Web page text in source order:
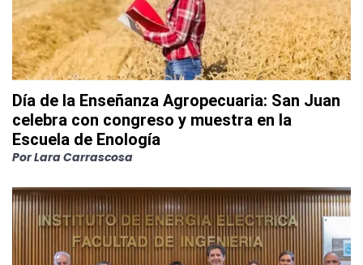
Día de la Enseñanza Agropecuaria: San Juan
celebra con congreso y muestra en la
Escuela de Enología
PorLara Carrascosa